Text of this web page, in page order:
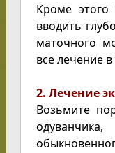
Кроме
вводить
маточного
все лечение
2. Лечение
Возьмите